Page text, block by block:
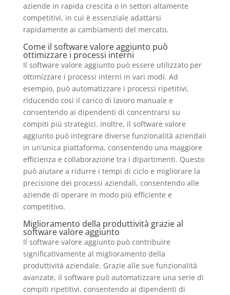
aziende in rapida crescita o in settori altamente
competitivi, in cui è essenziale adattarsi
rapidamente ai cambiamenti del mercato.
Come il software valore aggiunto può
ottimizzare i processi interni
Il software valore aggiunto può essere utilizzato per
ottimizzare i processi interni in vari modi. Ad
esempio, può automatizzare i processi ripetitivi,
riducendo così il carico di lavoro manuale e
consentendo ai dipendenti di concentrarsi su
compiti più strategici. Inoltre, il software valore
aggiunto può integrare diverse funzionalità aziendali
in un’unica piattaforma, consentendo una maggiore
efficienza e collaborazione tra i dipartimenti. Questo
può aiutare a ridurre i tempi di ciclo e migliorare la
precisione dei processi aziendali, consentendo alle
aziende di operare in modo più efficiente e
competitivo.
Miglioramento della produttività grazie al
software valore aggiunto
Il software valore aggiunto può contribuire
significativamente al miglioramento della
produttività aziendale. Grazie alle sue funzionalità
avanzate, il software può automatizzare una serie di
compiti ripetitivi, consentendo ai dipendenti di